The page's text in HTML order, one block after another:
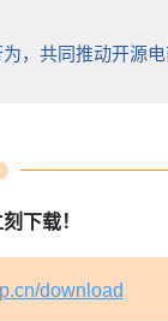
，共同推动开源电
下载！
download